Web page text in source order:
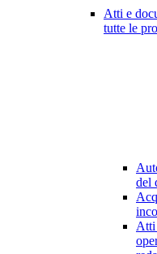
Atti e
tutte le
del
Atti